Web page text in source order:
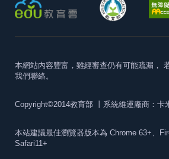
本網站內容豐富，雖經審查仍有可能疏漏，
我們聯絡。
Copyright©2014教育部 丨系統維運廠商：卡
本站建議最佳瀏覽器版本為 Chrome 63+、
Safari11+